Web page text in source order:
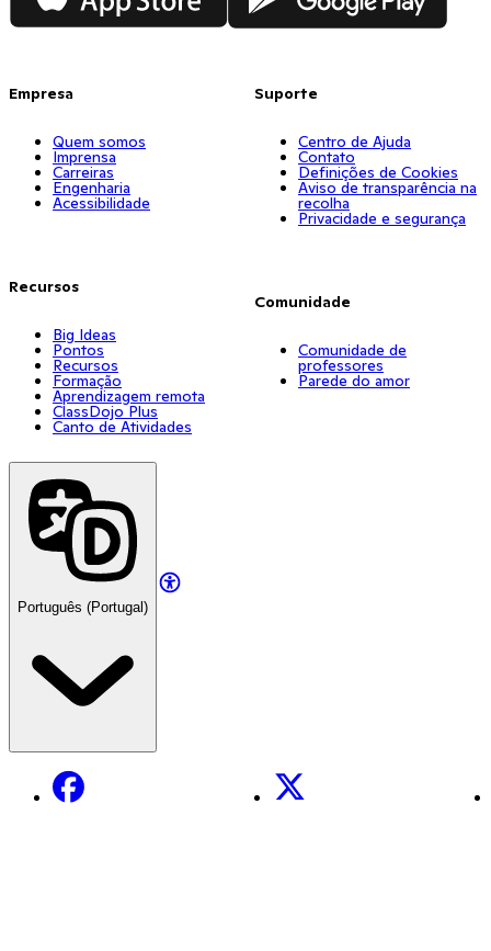
Empresa
Quem somos
Imprensa
Carreiras
Engenharia
Acessibilidade
Recursos
Big Ideas
Pontos
Recursos
Formação
Aprendizagem remota
ClassDojo Plus
Canto de Atividades
Suporte
Centro de Ajuda
Contato
Definições de Cookies
Aviso de transparência na
recolha
Privacidade e segurança
Comunidade
Comunidade de
professores
Parede do amor
Português (Portugal)
Facebook X